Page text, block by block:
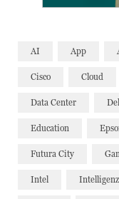
AI App
Cisco Cloud
Data Center
Education
Futura City
Intel